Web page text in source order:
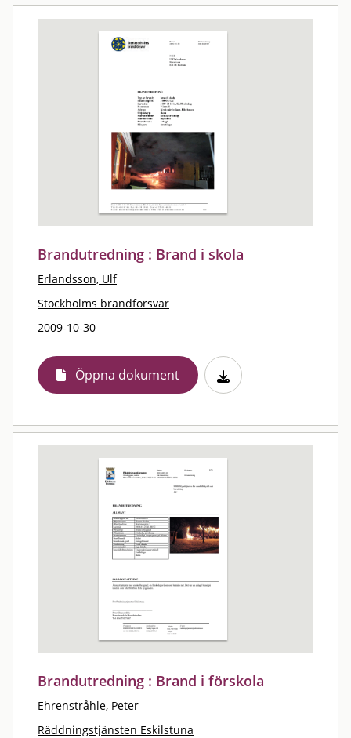
Brandutredning : Brand i skola
Erlandsson, Ulf
Stockholms brandförsvar
2009-10-30
Öppna dokument
Brandutredning : Brand i förskola
Ehrenstråhle, Peter
Räddningstjänsten Eskilstuna